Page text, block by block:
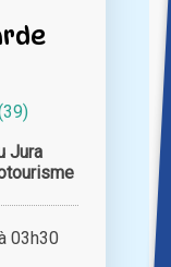
Jura
03h30